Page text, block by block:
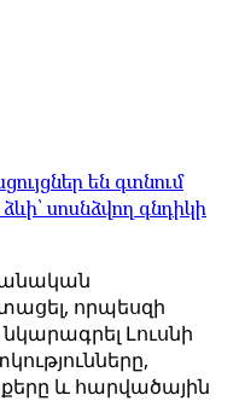
են գտնում
սոսնձվող գնդիկի
որպեսզի
Լուսնի
և հարվածային